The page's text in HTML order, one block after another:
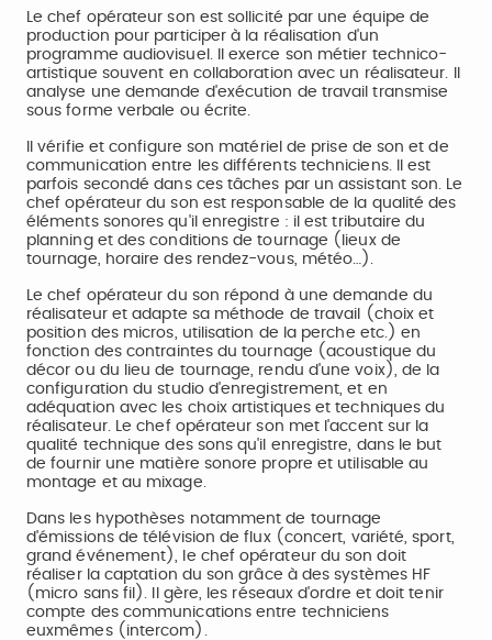
Le chef opérateur son est sollicité par une équipe de
production pour participer à la réalisation d'un
programme audiovisuel. Il exerce son métier technico-
artistique souvent en collaboration avec un réalisateur. Il
analyse une demande d'exécution de travail transmise
sous forme verbale ou écrite.
Il vérifie et configure son matériel de prise de son et de
communication entre les différents techniciens. Il est
parfois secondé dans ces tâches par un assistant son. Le
chef opérateur du son est responsable de la qualité des
éléments sonores qu'il enregistre : il est tributaire du
planning et des conditions de tournage (lieux de
tournage, horaire des rendez-vous, météo…).
Le chef opérateur du son répond à une demande du
réalisateur et adapte sa méthode de travail (choix et
position des micros, utilisation de la perche etc.) en
fonction des contraintes du tournage (acoustique du
décor ou du lieu de tournage, rendu d'une voix), de la
configuration du studio d'enregistrement, et en
adéquation avec les choix artistiques et techniques du
réalisateur. Le chef opérateur son met l'accent sur la
qualité technique des sons qu'il enregistre, dans le but
de fournir une matière sonore propre et utilisable au
montage et au mixage.
Dans les hypothèses notamment de tournage
d'émissions de télévision de flux (concert, variété, sport,
grand événement), le chef opérateur du son doit
réaliser la captation du son grâce à des systèmes HF
(micro sans fil). Il gère, les réseaux d'ordre et doit tenir
compte des communications entre techniciens
euxmêmes (intercom).